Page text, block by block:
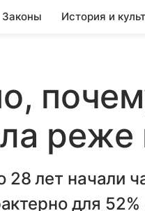
Законы История и
реже
лет начали
для